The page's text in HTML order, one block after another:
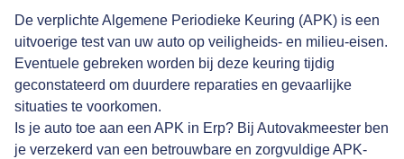
De verplichte Algemene Periodieke Keuring (APK) is een
uitvoerige test van uw auto op veiligheids- en milieu-eisen.
Eventuele gebreken worden bij deze keuring tijdig
geconstateerd om duurdere reparaties en gevaarlijke
situaties te voorkomen.
Is je auto toe aan een APK in Erp? Bij Autovakmeester ben
je verzekerd van een betrouwbare en zorgvuldige APK-